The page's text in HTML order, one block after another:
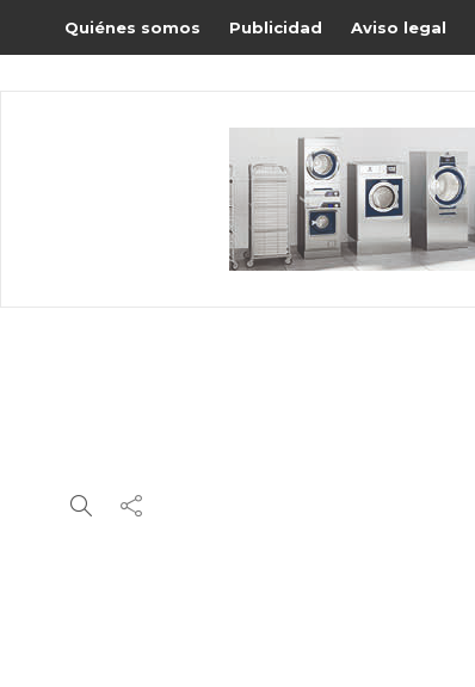
Quiénes somos Publicidad Aviso legal